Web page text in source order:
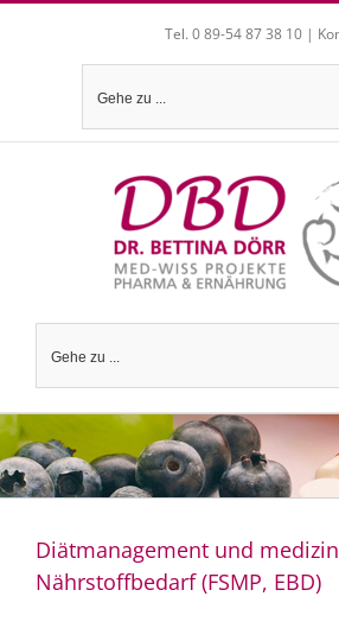
Tel. 0 89-54 87 38 10 |
Gehe zu ...
Gehe zu ...
Diätmanagement und
Nährstoffbedarf (FSMP, EBD)